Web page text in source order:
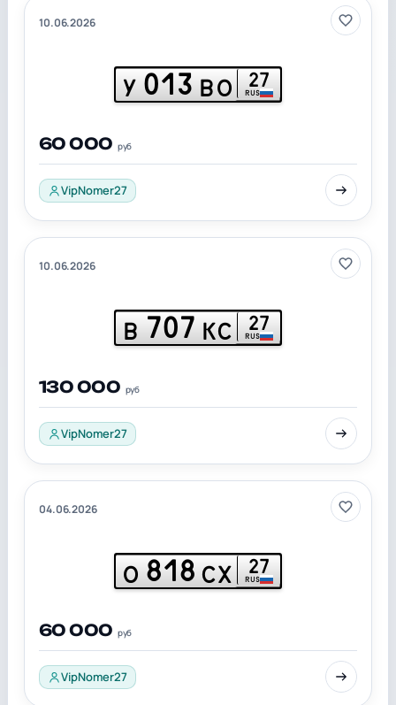
10.06.2026
У 013 ВО 27
RUS
60 000 руб
VipNomer27
10.06.2026
В 707 КС 27
RUS
130 000 руб
VipNomer27
04.06.2026
О 818 СХ 27
RUS
60 000 руб
VipNomer27